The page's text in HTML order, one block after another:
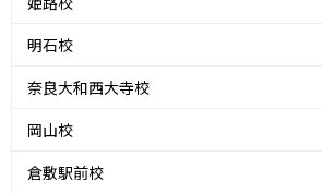
明石校
奈良大和西大寺校
岡山校
倉敷駅前校